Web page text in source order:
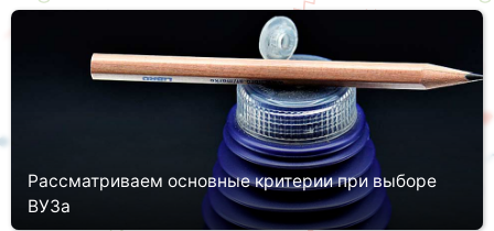
Рассматриваем основные критерии при выборе
ВУЗа